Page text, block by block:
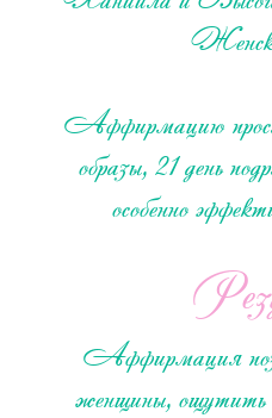
Аффирмацию
образы, 21 день
особенно
Аффирмация
женщины, ощутить